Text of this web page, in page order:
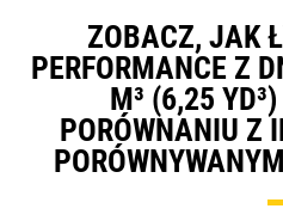
ZOBACZ, JAK
PERFORMANCE Z
M³ (6,25
PORÓWNANIU Z